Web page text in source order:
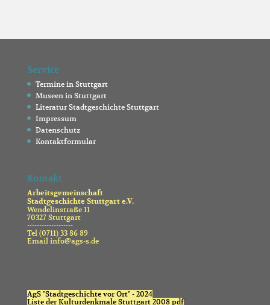
Service
Termine in Stuttgart
Museen in Stuttgart
Literatur Stadtgeschichte Stuttgart
Impressum
Datenschutz
Kontaktformular
Kontakt
Arbeitsgemeinschaft
Stadtgeschichte Stuttgart e.V.
Wendelinstraße 11
70327 Stuttgart
-------------------
Tel (0711) 33 86 89
Email info@ags-s.de
AgS "Stadtgeschichte vor Ort" - 2024
Liste der Kulturdenkmale Stuttgart 2008 pdf